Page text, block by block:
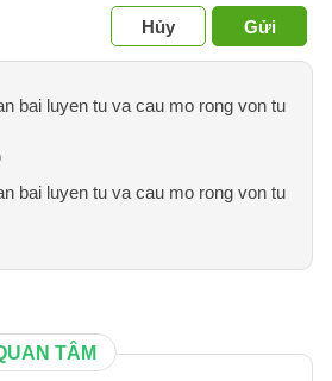
Hủy
Gửi
bai luyen tu va cau mo rong von tu
bai luyen tu va cau mo rong von tu
TÂM